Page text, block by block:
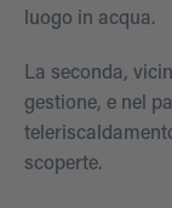
luogo in acqua.
La seconda,
gestione, e nel
scoperte.